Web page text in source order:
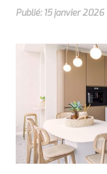
Publié: 15 janvier